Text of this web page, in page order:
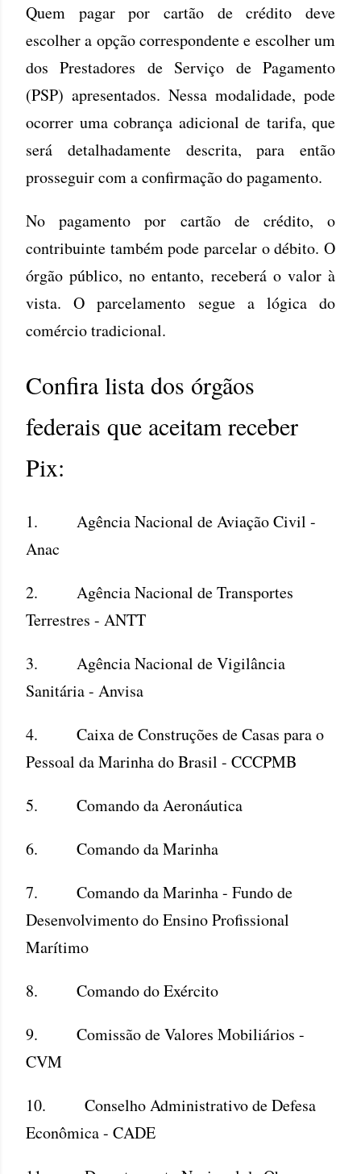
Quem pagar por cartão de crédito deve
escolher a opção correspondente e escolher um
dos Prestadores de Serviço de Pagamento
(PSP) apresentados. Nessa modalidade, pode
ocorrer uma cobrança adicional de tarifa, que
será detalhadamente descrita, para então
prosseguir com a confirmação do pagamento.
No pagamento por cartão de crédito, o
contribuinte também pode parcelar o débito. O
órgão público, no entanto, receberá o valor à
vista. O parcelamento segue a lógica do
comércio tradicional.
Confira lista dos órgãos
federais que aceitam receber
Pix:
1. Agência Nacional de Aviação Civil -
Anac
2. Agência Nacional de Transportes
Terrestres - ANTT
3. Agência Nacional de Vigilância
Sanitária - Anvisa
4. Caixa de Construções de Casas para o
Pessoal da Marinha do Brasil - CCCPMB
5. Comando da Aeronáutica
6. Comando da Marinha
7. Comando da Marinha - Fundo de
Desenvolvimento do Ensino Profissional
Marítimo
8. Comando do Exército
9. Comissão de Valores Mobiliários -
CVM
10. Conselho Administrativo de Defesa
Econômica - CADE